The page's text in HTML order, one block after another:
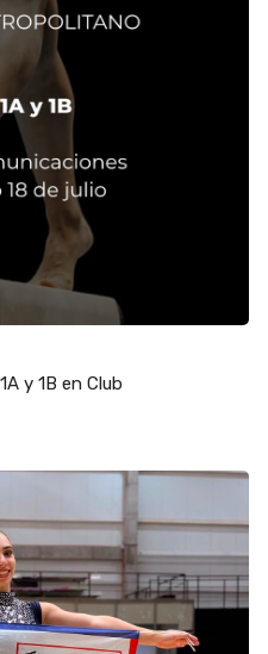
y 1B en Club